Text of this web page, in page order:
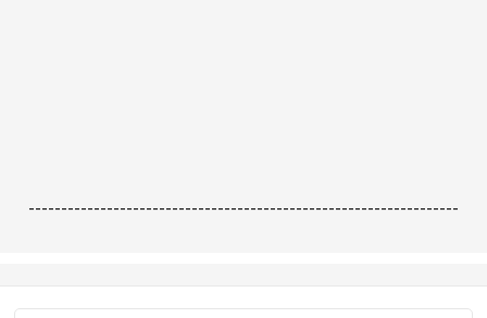
------------------------------------------------------------------